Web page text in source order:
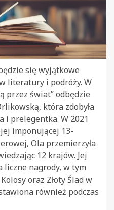
się wyjątkowe
literatury i podróży. W
przez świat” odbędzie
która zdobyła
i prelegentka. W 2021
imponującej 13-
Ola przemierzyła
12 krajów. Jej
liczne nagrody, w tym
oraz Złoty Ślad w
również podczas